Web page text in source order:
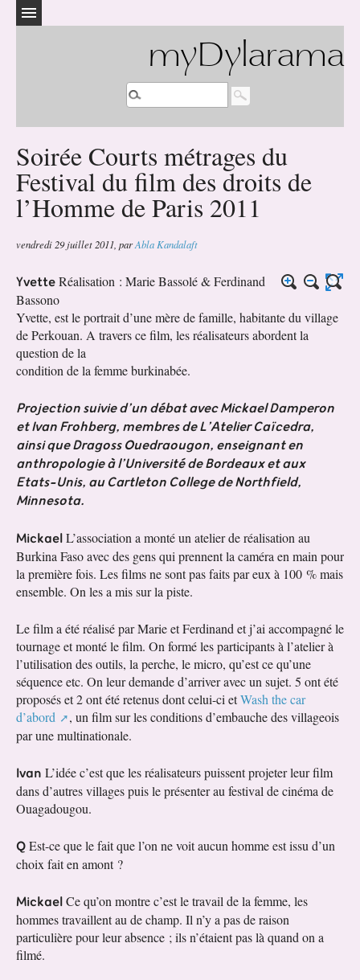
myDylarama
Soirée Courts métrages du
Festival du film des droits de
l’Homme de Paris 2011
vendredi 29 juillet 2011 parAbla Kandalaft
YvetteRéalisation : Marie Bassolé & Ferdinand
Bassono
Yvette, est le portrait d’une mère de famille, habitante du village
de Perkouan. A travers ce film, les réalisateurs abordent la
question de la
condition de la femme burkinabée.
Projection suivie d’un débat avec Mickael Damperon
et Ivan Frohberg, membres de L’Atelier Caïcedra,
ainsi que Dragoss Ouedraougon, enseignant en
anthropologie à l’Université de Bordeaux et aux
Etats-Unis, au Cartleton College de Northfield,
Minnesota.
MickaelL’association a monté un atelier de réalisation au
Burkina Faso avec des gens qui prennent la caméra en main pour
la première fois. Les films ne sont pas faits par eux à 100 % mais
ensemble. On les a mis sur la piste.
Le film a été réalisé par Marie et Ferdinand et j’ai accompagné le
tournage et monté le film. On formé les participants à l’atelier à
l’utilisation des outils, la perche, le micro, qu’est ce qu’une
séquence etc. On leur demande d’arriver avec un sujet. 5 ont été
proposés et 2 ont été retenus dont celui-ci etWash the car
d’abord
, un film sur les conditions d’embauche des villageois
par une multinationale.
Ivan L’idée c’est que les réalisateurs puissent projeter leur film
dans d’autres villages puis le présenter au festival de cinéma de
Ouagadougou.
QEst-ce que le fait que l’on ne voit aucun homme est issu d’un
choix fait en amont ?
MickaelCe qu’on montre c’est le travail de la femme, les
hommes travaillent au de champ. Il n’y a pas de raison
particulière pour leur absence ; ils n’étaient pas là quand on a
filmé.